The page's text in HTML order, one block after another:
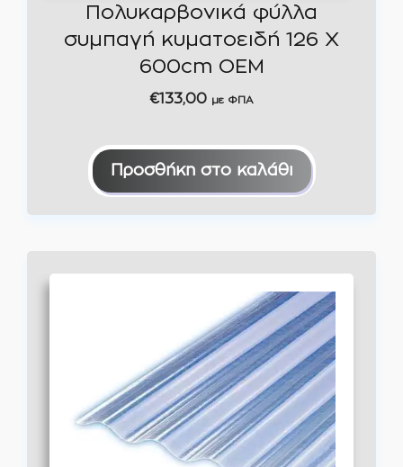
Πολυκαρβονικά φύλλα
συμπαγή κυματοειδή 126 Χ
600cm OEM
€133,00 με ΦΠΑ
Προσθήκη στο καλάθι